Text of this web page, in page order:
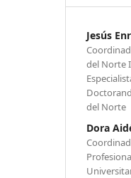
Jesús
del Norte
del Norte
Dora